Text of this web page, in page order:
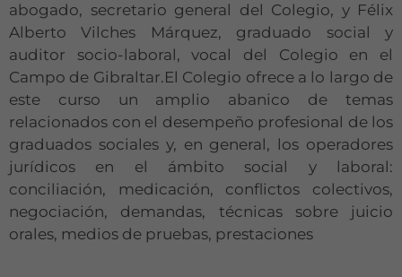
abogado, secretario general del Colegio, y Félix
Alberto Vilches Márquez, graduado social y
auditor socio-laboral, vocal del Colegio en el
Campo de Gibraltar.El Colegio ofrece a lo largo de
este curso un amplio abanico de temas
relacionados con el desempeño profesional de los
graduados sociales y, en general, los operadores
jurídicos en el ámbito social y laboral:
conciliación, medicación, conflictos colectivos,
negociación, demandas, técnicas sobre juicio
orales, medios de pruebas, prestaciones